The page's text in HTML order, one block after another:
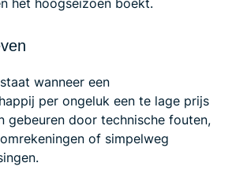
wanneer een
per ongeluk een te lage prijs
gebeuren door technische fouten,
of simpelweg